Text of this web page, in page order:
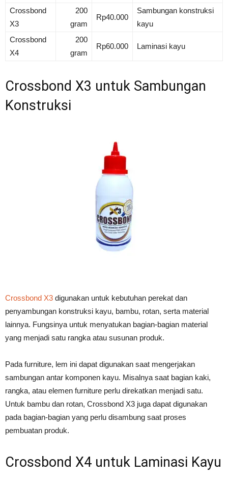
Crossbond
X3
200
gram
Rp40.000
Sambungan konstruksi
kayu
Crossbond
X4
200
gram
Rp60.000 Laminasi kayu
Crossbond X3 untuk Sambungan
Konstruksi
Crossbond X3 digunakan untuk kebutuhan perekat dan
penyambungan konstruksi kayu, bambu, rotan, serta material
lainnya. Fungsinya untuk menyatukan bagian-bagian material
yang menjadi satu rangka atau susunan produk.
Pada furniture, lem ini dapat digunakan saat mengerjakan
sambungan antar komponen kayu. Misalnya saat bagian kaki,
rangka, atau elemen furniture perlu direkatkan menjadi satu.
Untuk bambu dan rotan, Crossbond X3 juga dapat digunakan
pada bagian-bagian yang perlu disambung saat proses
pembuatan produk.
Crossbond X4 untuk Laminasi Kayu